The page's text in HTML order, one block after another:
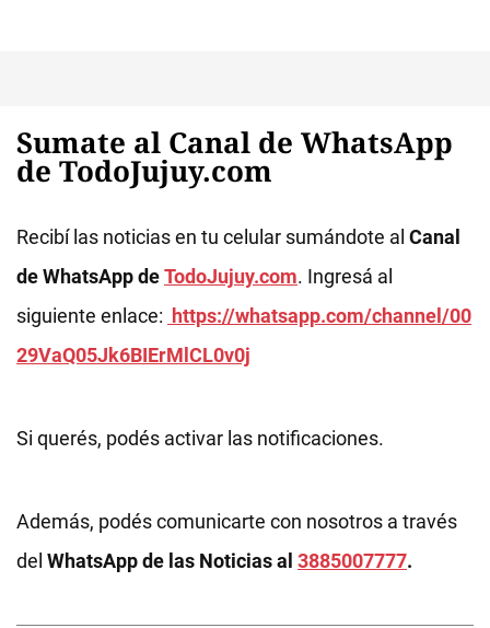
Sumate al Canal de WhatsApp
de TodoJujuy.com
Recibí las noticias en tu celular sumándote al Canal
de WhatsApp deTodoJujuy.com. Ingresá al
siguiente enlace: https://whatsapp.com/channel/00
29VaQ05Jk6BIErMlCL0v0j
Si querés, podés activar las notificaciones.
Además, podés comunicarte con nosotros a través
del WhatsApp de las Noticias al 3885007777.